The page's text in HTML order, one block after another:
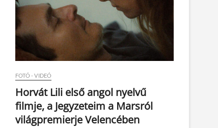
FOTÓ - VIDEÓ
Horvát Lili első angol nyelvű
filmje, a Jegyzeteim a Marsról
világpremierje Velencében